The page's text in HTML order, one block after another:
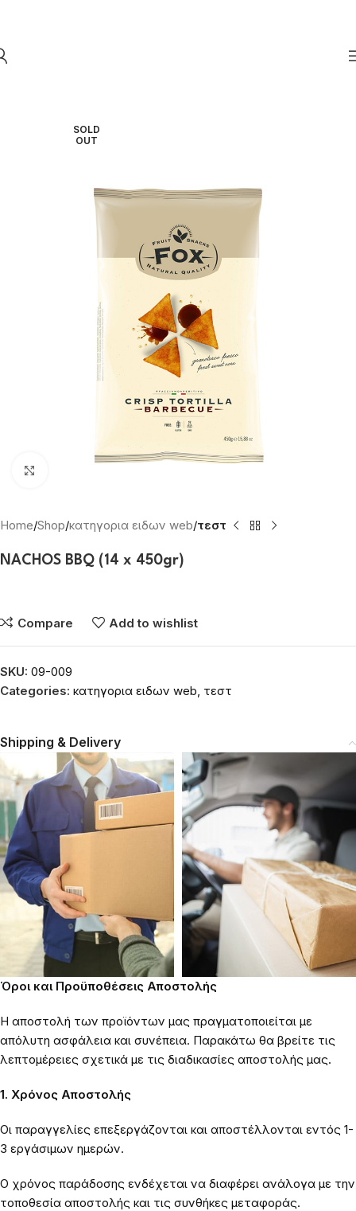
SOLD
OUT
Home Shop κατηγορια ειδων web τεστ
NACHOS BBQ (14 x 450gr)
Compare Add to wishlist
SKU: 09-009
Categories: κατηγορια ειδων web, τεστ
Shipping & Delivery
Όροι και Προϋποθέσεις Αποστολής
Η αποστολή των προϊόντων μας πραγματοποιείται με
απόλυτη ασφάλεια και συνέπεια. Παρακάτω θα βρείτε τις
λεπτομέρειες σχετικά με τις διαδικασίες αποστολής μας.
1. Χρόνος Αποστολής
Οι παραγγελίες επεξεργάζονται και αποστέλλονται εντός 1-
3 εργάσιμων ημερών.
Ο χρόνος παράδοσης ενδέχεται να διαφέρει ανάλογα με την
τοποθεσία αποστολής και τις συνθήκες μεταφοράς.